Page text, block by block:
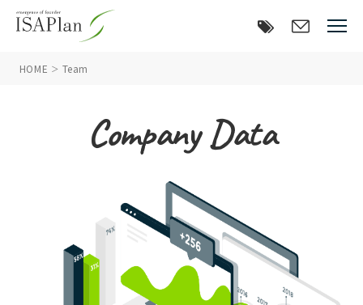
HOME Team
Company Data